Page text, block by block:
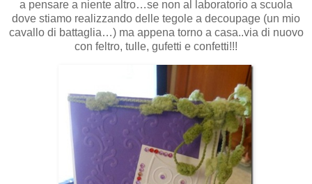
a pensare a niente altro…se non al laboratorio a scuola
dove stiamo realizzando delle tegole a decoupage (un mio
cavallo di battaglia…) ma appena torno a casa..via di nuovo
con feltro, tulle, gufetti e confetti!!!